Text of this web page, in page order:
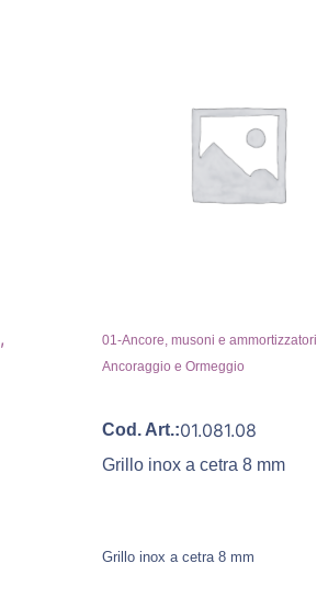
, 01-Ancore, musoni e ammortizzatori
Ancoraggio e Ormeggio
Cod. Art.:01.081.08
Grillo inox a cetra 8 mm
Grillo inox a cetra 8 mm